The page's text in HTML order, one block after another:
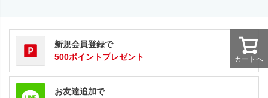
カートへ
新規会員登録で
500ポイントプレゼント
お友達追加で